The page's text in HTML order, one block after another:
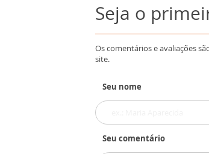
Seja o
Os comentários e avaliações
site.
Seu nome
Seu comentário